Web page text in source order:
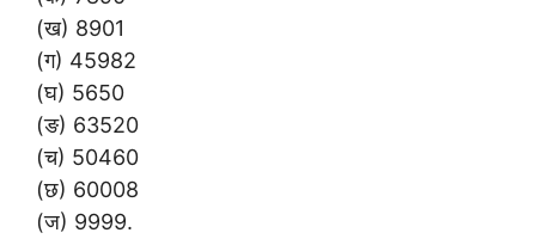
(ख) 8901
(ग) 45982
(घ) 5650
(ङ) 63520
(च) 50460
(छ) 60008
(ज) 9999.